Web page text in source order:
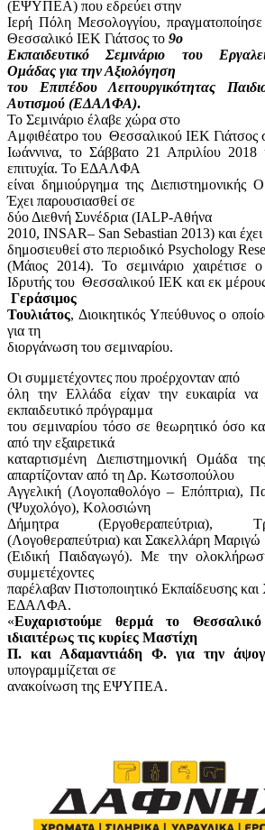
(ΕΨΥΠΕΑ) που εδρεύει στην
Ιερή Πόλη Μεσολογγίου,
Θεσσαλικό ΙΕΚ Γιάτσος το 9ο
Εκπαιδευτικό Σεμινάριο του
Ομάδας για την Αξιολόγηση
του Επιπέδου Λειτουργικότητας
Αυτισμού (ΕΔΑΛΦΑ).
Το Σεμινάριο έλαβε χώρα στο
Αμφιθέατρο του Θεσσαλικού ΙΕΚ Γιάτσος
Ιωάννινα, το Σάββατο 21 Απριλίου 2018
επιτυχία. Το ΕΔΑΛΦΑ
είναι δημιούργημα της
Έχει παρουσιασθεί σε
δύο Διεθνή Συνέδρια (IALP-Αθήνα
2010, INSAR– San Sebastian 2013) και έχει
δημοσιευθεί στο περιοδικό Psychology
(Μάιος 2014). Το σεμινάριο χαιρέτισε ο
Ιδρυτής του Θεσσαλικού ΙΕΚ και εκ
Γεράσιμος
Τουλιάτος, Διοικητικός Υπεύθυνος ο
για τη
διοργάνωση του σεμιναρίου.
Οι συμμετέχοντες που προέρχονταν από
όλη την Ελλάδα είχαν την ευκαιρία να
εκπαιδευτικό πρόγραμμα
του σεμιναρίου τόσο σε θεωρητικό όσο
από την εξαιρετικά
καταρτισμένη Διεπιστημονική
απαρτίζονταν από τη Δρ. Κωτσοπούλου
Αγγελική (Λογοπαθολόγο – Επόπτρια),
(Ψυχολόγο), Κολοσιώνη
Δήμητρα (Εργοθεραπεύτρια),
(Λογοθεραπεύτρια) και Σακελλάρη Μαριγώ
(Ειδική Παιδαγωγό). Με την
συμμετέχοντες
παρέλαβαν Πιστοποιητικό Εκπαίδευσης
ΕΔΑΛΦΑ.
«Ευχαριστούμε θερμά το
ιδιαιτέρως τις κυρίες Μαστίχη
Π. και Αδαμαντιάδη Φ. για την
υπογραμμίζεται σε
ανακοίνωση της ΕΨΥΠΕΑ.